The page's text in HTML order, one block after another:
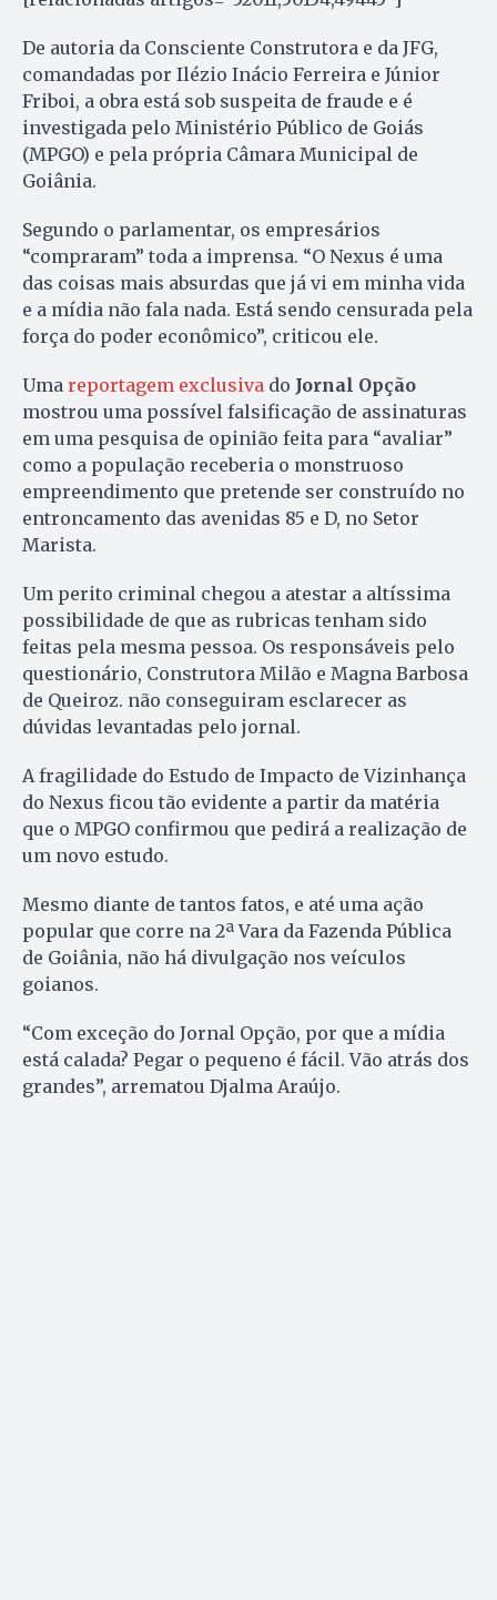
De autoria da Consciente Construtora e da JFG,
comandadas por Ilézio Inácio Ferreira e Júnior
Friboi, a obra está sob suspeita de fraude e é
investigada pelo Ministério Público de Goiás
(MPGO) e pela própria Câmara Municipal de
Goiânia.
Segundo o parlamentar, os empresários
“compraram” toda a imprensa. “O Nexus é uma
das coisas mais absurdas que já vi em minha vida
e a mídia não fala nada. Está sendo censurada pela
força do poder econômico”, criticou ele.
Uma reportagem exclusiva do Jornal Opção
mostrou uma possível falsificação de assinaturas
em uma pesquisa de opinião feita para “avaliar”
como a população receberia o monstruoso
empreendimento que pretende ser construído no
entroncamento das avenidas 85 e D, no Setor
Marista.
Um perito criminal chegou a atestar a altíssima
possibilidade de que as rubricas tenham sido
feitas pela mesma pessoa. Os responsáveis pelo
questionário, Construtora Milão e Magna Barbosa
de Queiroz. não conseguiram esclarecer as
dúvidas levantadas pelo jornal.
A fragilidade do Estudo de Impacto de Vizinhança
do Nexus ficou tão evidente a partir da matéria
que o MPGO confirmou que pedirá a realização de
um novo estudo.
Mesmo diante de tantos fatos, e até uma ação
popular que corre na 2ª Vara da Fazenda Pública
de Goiânia, não há divulgação nos veículos
goianos.
“Com exceção do Jornal Opção, por que a mídia
está calada? Pegar o pequeno é fácil. Vão atrás dos
grandes”, arrematou Djalma Araújo.